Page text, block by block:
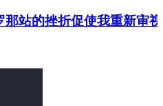
那站的挫折促使我重新审